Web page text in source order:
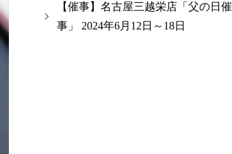
【催事】名古屋三越栄店「父の日催
事」 2024年6月12日～18日